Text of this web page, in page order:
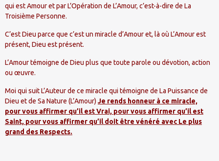
qui est Amour et par L’Opération de L’Amour, c’est-à-dire de La
Troisième Personne.
C’est Dieu parce que c’est un miracle d’Amour et, là où L’Amour est
présent, Dieu est présent.
L’Amour témoigne de Dieu plus que toute parole ou dévotion, action
ou œuvre.
Moi qui suit L’Auteur de ce miracle qui témoigne de La Puissance de
Dieu et de Sa Nature (L’Amour) Je rends honneur à ce miracle,
pour vous affirmer qu’il est Vrai, pour vous affirmer qu’il est
Saint, pour vous affirmer qu’il doit être vénéré avec Le plus
grand des Respects.